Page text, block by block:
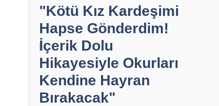
"Kötü Kız Kardeşimi
Hapse Gönderdim!
İçerik Dolu
Hikayesiyle Okurları
Kendine Hayran
Bırakacak"